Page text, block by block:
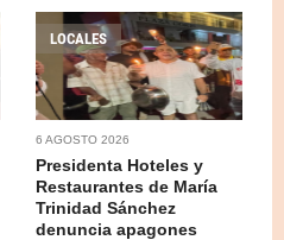
LOCALES
6 AGOSTO 2026
Presidenta Hoteles y
Restaurantes de María
Trinidad Sánchez
denuncia apagones